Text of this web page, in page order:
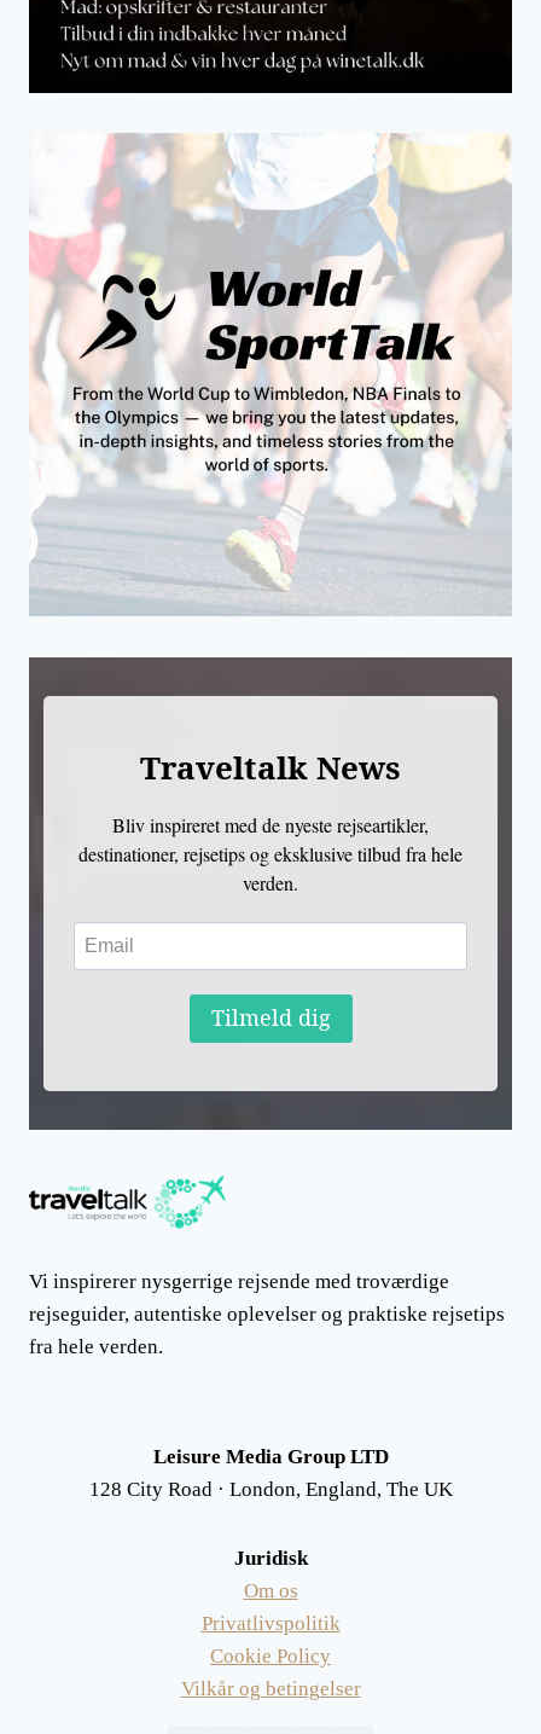
Traveltalk News
Bliv inspireret med de nyeste rejseartikler,
destinationer, rejsetips og eksklusive tilbud fra hele
verden.
Tilmeld dig
Vi inspirerer nysgerrige rejsende med troværdige
rejseguider, autentiske oplevelser og praktiske rejsetips
fra hele verden.
Leisure Media Group LTD
128 City Road · London, England, The UK
Juridisk
Om os
Privatlivspolitik
Cookie Policy
Vilkår og betingelser